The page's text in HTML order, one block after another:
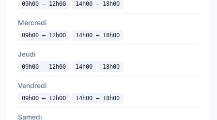
09h00 — 12h00 14h00 — 18h00
Mercredi
09h00 — 12h00 14h00 — 18h00
Jeudi
09h00 — 12h00 14h00 — 18h00
Vendredi
09h00 — 12h00 14h00 — 18h00
Samedi